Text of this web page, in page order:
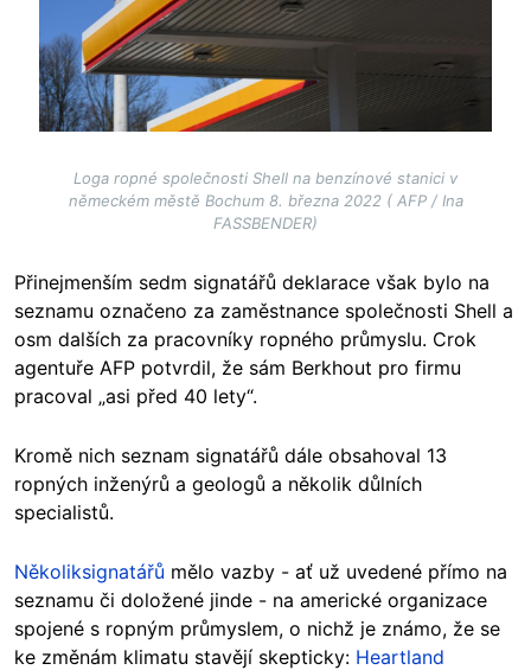
Loga ropné společnosti Shell na benzínové stanici v
německém městě Bochum 8. března 2022 ( AFP / Ina
FASSBENDER)
Přinejmenším sedm signatářů deklarace však bylo na
seznamu označeno za zaměstnance společnosti Shell a
osm dalších za pracovníky ropného průmyslu. Crok
agentuře AFP potvrdil, že sám Berkhout pro firmu
pracoval „asi před 40 lety“.
Kromě nich seznam signatářů dále obsahoval 13
ropných inženýrů a geologů a několik důlních
specialistů.
Několiksignatářů mělo vazby - ať už uvedené přímo na
seznamu či doložené jinde - na americké organizace
spojené s ropným průmyslem, o nichž je známo, že se
ke změnám klimatu stavějí skepticky: Heartland